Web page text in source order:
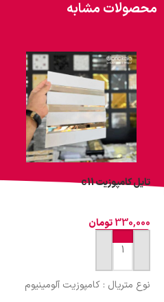
محصولات مشابه
تایل کامپوزیت c11
330,000تومان
افزودن به سبد خرید
نوع متریال : کامپوزیت آلومینیوم